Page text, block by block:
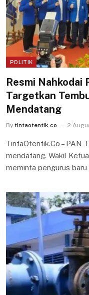
POLITIK
Resmi Nahkodai
Targetkan
Mendatang
By tintaotentik.co 2
TintaOtentik.Co – PAN
mendatang. Wakil
meminta pengurus